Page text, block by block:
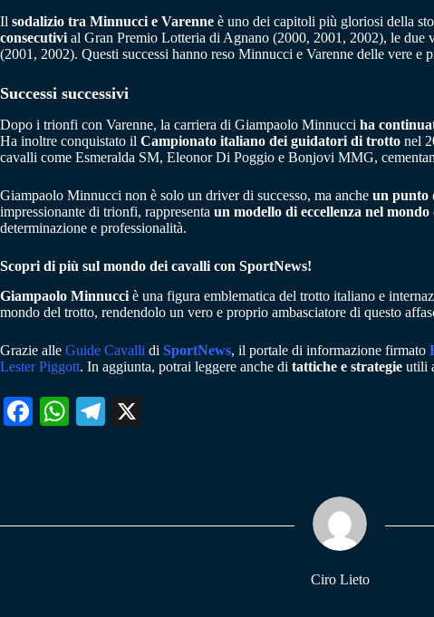
Il sodalizio tra Minnucci e Varenne è uno dei capitoli più gloriosi della
consecutivi al Gran Premio Lotteria di Agnano (2000, 2001, 2002), le
(2001, 2002). Questi successi hanno reso Minnucci e Varenne delle vere
Successi successivi
Dopo i trionfi con Varenne, la carriera di Giampaolo Minnucci ha
Ha inoltre conquistato il Campionato italiano dei guidatori di trotto nel
cavalli come Esmeralda SM, Eleonor Di Poggio e Bonjovi MMG,
Giampaolo Minnucci non è solo un driver di successo, ma anche un punto
impressionante di trionfi, rappresenta un modello di eccellenza nel
determinazione e professionalità.
Scopri di più sul mondo dei cavalli con SportNews!
Giampaolo Minnucci è una figura emblematica del trotto italiano e
mondo del trotto, rendendolo un vero e proprio ambasciatore di questo
Grazie alle Guide Cavalli di SportNews, il portale di informazione firmato
Lester Piggott. In aggiunta, potrai leggere anche di tattiche e strategie utili
Fa W
pp
Te
m
Ciro Lieto